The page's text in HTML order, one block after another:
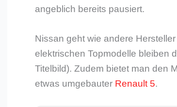
angeblich bereits pausiert.
Nissan geht wie andere
elektrischen Topmodelle bleiben
Titelbild). Zudem bietet man den
etwas umgebauter Renault 5.